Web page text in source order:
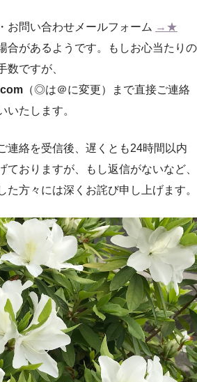
お問い合わせメールフォーム →★
合があるようです。もしお心当たりの
数ですが、
（◎は＠に変更）まで直接ご連絡
いたします。
連絡を受信後、遅くとも24時間以内
ておりますが、もし返信がないなど、
た方々には深くお詫び申し上げます。